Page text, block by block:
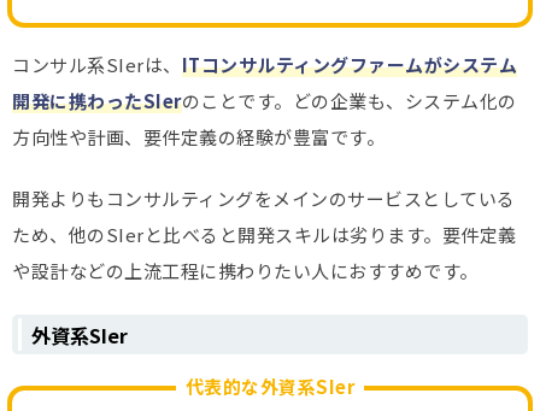
コンサル系SIerは、 ITコンサルティングファームがシステム
開発に携わったSIerのことです。どの企業も、システム化の
方向性や計画、要件定義の経験が豊富です。
開発よりもコンサルティングをメインのサービスとしている
ため、他のSIerと比べると開発スキルは劣ります。要件定義
や設計などの上流工程に携わりたい人におすすめです。
外資系SIer
代表的な外資系SIer